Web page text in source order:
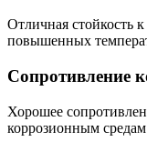
Отличная стойкость
повышенных
Сопротивление
Хорошее
коррозионным